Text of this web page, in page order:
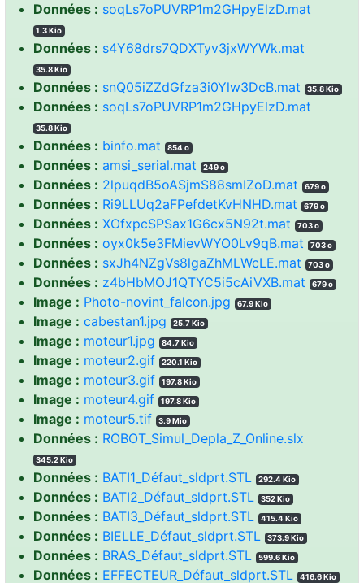
Données : soqLs7oPUVRP1m2GHpyElzD.mat
1.3 Kio
Données : s4Y68drs7QDXTyv3jxWYWk.mat
35.8 Kio
Données : snQ05iZZdGfza3i0Ylw3DcB.mat 35.8 Kio
Données : soqLs7oPUVRP1m2GHpyElzD.mat
35.8 Kio
Données : binfo.mat 854 o
Données : amsi_serial.mat 249 o
Données : 2lpuqdB5oASjmS88smIZoD.mat 679 o
Données : Ri9LLUq2aFPefdetKvHNHD.mat 679 o
Données : XOfxpcSPSax1G6cx5N92t.mat 703 o
Données : oyx0k5e3FMievWYO0Lv9qB.mat 703 o
Données : sxJh4NZgVs8lgaZhMLWcLE.mat 703 o
Données : z4bHbMOJ1QTYC5i5cAiVXB.mat 679 o
Image : Photo-novint_falcon.jpg 67.9 Kio
Image : cabestan1.jpg 25.7 Kio
Image : moteur1.jpg 84.7 Kio
Image : moteur2.gif 220.1 Kio
Image : moteur3.gif 197.8 Kio
Image : moteur4.gif 197.8 Kio
Image : moteur5.tif 3.9 Mio
Données : ROBOT_Simul_Depla_Z_Online.slx
345.2 Kio
Données : BATI1_Défaut_sldprt.STL 292.4 Kio
Données : BATI2_Défaut_sldprt.STL 352 Kio
Données : BATI3_Défaut_sldprt.STL 415.4 Kio
Données : BIELLE_Défaut_sldprt.STL 373.9 Kio
Données : BRAS_Défaut_sldprt.STL 599.6 Kio
Données : EFFECTEUR_Défaut_sldprt.STL 416.6 Kio